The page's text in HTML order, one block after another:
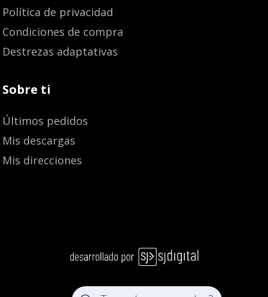
Política de privacidad
Condiciones de compra
Destrezas adaptativas
Sobre ti
Últimos pedidos
Mis descargas
Mis direcciones